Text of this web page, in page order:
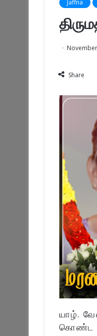
Jaffna
Share
யாழ்.
கொண்ட